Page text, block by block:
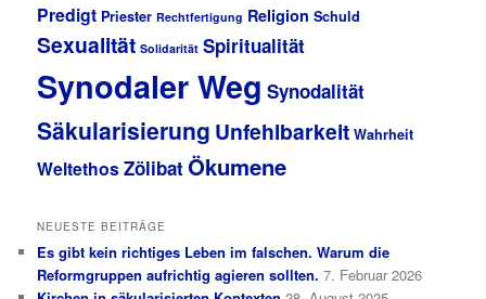
Predigt Priester Rechtfertigung Religion Schuld
Sexualität Solidarität Spiritualität
Synodaler Weg Synodalität
Säkularisierung Unfehlbarkeit Wahrheit
WeltethosZölibatÖkumene
NEUESTE BEITRÄGE
Es gibt kein richtiges Leben im falschen. Warum die
Reformgruppen aufrichtig agieren sollten. 7. Februar 2026